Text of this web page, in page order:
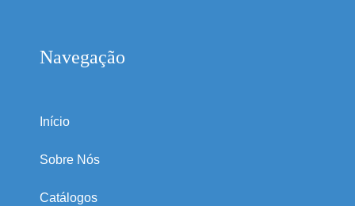
Navegação
Início
Sobre Nós
Catálogos